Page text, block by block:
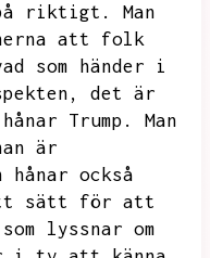
riktigt.
Man
att folk
som händer i
det är
Trump.
Man
är
hånar också
sätt för att
lyssnar om